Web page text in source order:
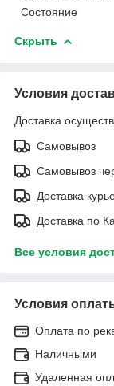
Состояние
Скрыть
Условия
Доставка
Самовывоз
Самовывоз
Доставка
Доставка по
Все условия
Условия
Оплата по
Наличными
Удаленная